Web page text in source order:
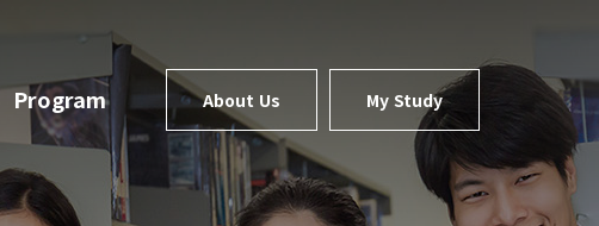
Program About Us My Study